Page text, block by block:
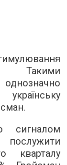
Такими
сигналом
кварталу